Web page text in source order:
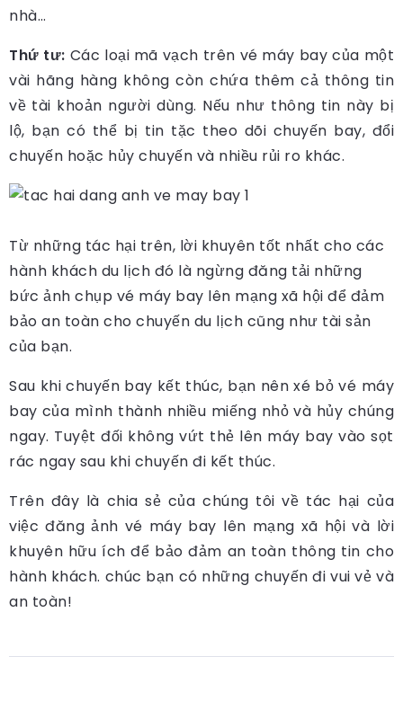
nhà…
Thứ tư: Các loại mã vạch trên vé máy bay của một
vài hãng hàng không còn chứa thêm cả thông tin
về tài khoản người dùng. Nếu như thông tin này bị
lộ, bạn có thể bị tin tặc theo dõi chuyến bay, đổi
chuyến hoặc hủy chuyến và nhiều rủi ro khác.
Từ những tác hại trên, lời khuyên tốt nhất cho các
hành khách du lịch đó là ngừng đăng tải những
bức ảnh chụp vé máy bay lên mạng xã hội để đảm
bảo an toàn cho chuyến du lịch cũng như tài sản
của bạn.
Sau khi chuyến bay kết thúc, bạn nên xé bỏ vé máy
bay của mình thành nhiều miếng nhỏ và hủy chúng
ngay. Tuyệt đối không vứt thẻ lên máy bay vào sọt
rác ngay sau khi chuyến đi kết thúc.
Trên đây là chia sẻ của chúng tôi về tác hại của
việc đăng ảnh vé máy bay lên mạng xã hội và lời
khuyên hữu ích để bảo đảm an toàn thông tin cho
hành khách. chúc bạn có những chuyến đi vui vẻ và
an toàn!